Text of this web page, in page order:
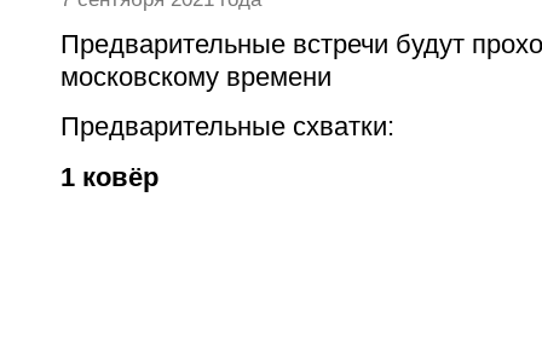
Предварительные встречи будут
московскому времени
Предварительные схватки:
1 ковёр